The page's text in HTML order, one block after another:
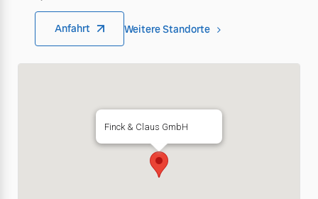
Anfahrt Weitere Standorte
Finck & Claus GmbH